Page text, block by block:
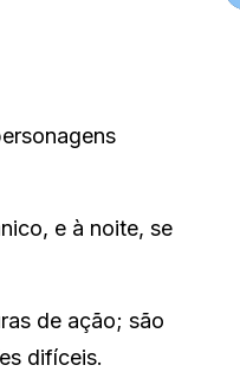
e à noite, se
de ação; são
difíceis.